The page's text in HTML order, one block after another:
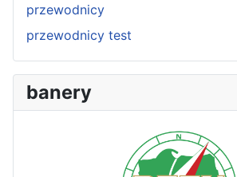
przewodnicy
przewodnicy test
banery